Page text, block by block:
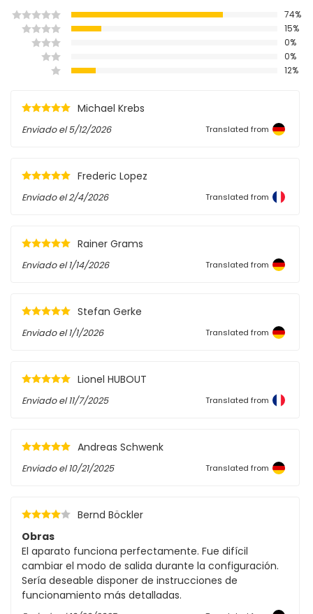
74%
15%
0%
0%
12%
Michael Krebs
Enviado el5/12/2026 Translated from
Frederic Lopez
Enviado el2/4/2026 Translated from
Rainer Grams
Enviado el1/14/2026 Translated from
Stefan Gerke
Enviado el1/1/2026 Translated from
Lionel HUBOUT
Enviado el11/7/2025 Translated from
Andreas Schwenk
Enviado el10/21/2025 Translated from
Bernd Böckler
Obras
El aparato funciona perfectamente. Fue difícil
cambiar el modo de salida durante la configuración.
Sería deseable disponer de instrucciones de
funcionamiento más detalladas.